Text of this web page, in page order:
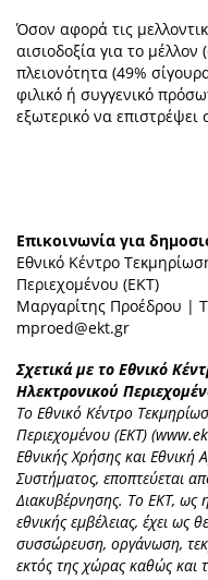
Όσον αφορά τις
αισιοδοξία για το
πλειονότητα (49%
φιλικό ή συγγενικό
εξωτερικό να επιστρέψει
Επικοινωνία για
Εθνικό Κέντρο
Περιεχομένου (ΕΚΤ)
Μαργαρίτης Προέδρου |
mproed@ekt.gr
Σχετικά με το Εθνικό
Ηλεκτρονικού
Το Εθνικό Κέντρο
Περιεχομένου (EKT)
Εθνικής Χρήσης και Εθνική
Συστήματος, εποπτεύεται
Διακυβέρνησης. Το ΕΚΤ, ως
εθνικής εμβέλειας, έχει ως
συσσώρευση, οργάνωση,
εκτός της χώρας καθώς και